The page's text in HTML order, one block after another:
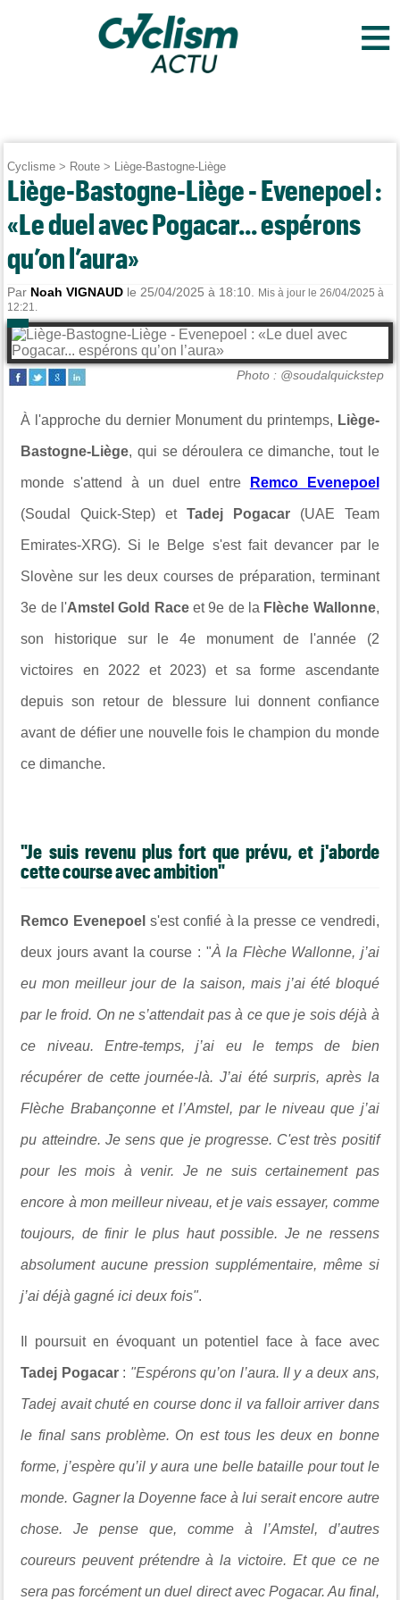
≡
Cyclisme > Route > Liège-Bastogne-Liège
Liège-Bastogne-Liège - Evenepoel :
«Le duel avec Pogacar... espérons
qu’on l’aura»
Par Noah VIGNAUD le 25/04/2025 à 18:10.
Mis à jour le 26/04/2025 à
12:21.
Photo : @soudalquickstep
À l'approche du dernier Monument du printemps, Liège-
Bastogne-Liège, qui se déroulera ce dimanche, tout le
monde s'attend à un duel entre Remco Evenepoel
(Soudal Quick-Step) et Tadej Pogacar(UAE Team
Emirates-XRG). Si le Belge s'est fait devancer par le
Slovène sur les deux courses de préparation, terminant
3e de l'Amstel Gold Raceet 9e de la Flèche Wallonne,
son historique sur le 4e monument de l'année (2
victoires en 2022 et 2023) et sa forme ascendante
depuis son retour de blessure lui donnent confiance
avant de défier une nouvelle fois le champion du monde
ce dimanche.
"Je suis revenu plus fort que prévu, et j'aborde
cette course avec ambition"
Remco Evenepoel s'est confié à la presse ce vendredi,
deux jours avant la course : "À la Flèche Wallonne, j’ai
eu mon meilleur jour de la saison, mais j’ai été bloqué
par le froid. On ne s’attendait pas à ce que je sois déjà à
ce niveau. Entre-temps, j’ai eu le temps de bien
récupérer de cette journée-là. J’ai été surpris, après la
Flèche Brabançonne et l’Amstel, par le niveau que j’ai
pu atteindre. Je sens que je progresse. C'est très positif
pour les mois à venir. Je ne suis certainement pas
encore à mon meilleur niveau, et je vais essayer, comme
toujours, de finir le plus haut possible. Je ne ressens
absolument aucune pression supplémentaire, même si
j’ai déjà gagné ici deux fois".
Il poursuit en évoquant un potentiel face à face avec
Tadej Pogacar : "Espérons qu’on l’aura. Il y a deux ans,
Tadej avait chuté en course donc il va falloir arriver dans
le final sans problème. On est tous les deux en bonne
forme, j’espère qu’il y aura une belle bataille pour tout le
monde. Gagner la Doyenne face à lui serait encore autre
chose.Je pense que, comme à l’Amstel, d’autres
coureurs peuvent prétendre à la victoire. Et que ce ne
sera pas forcément un duel direct avec Pogacar. Au final,